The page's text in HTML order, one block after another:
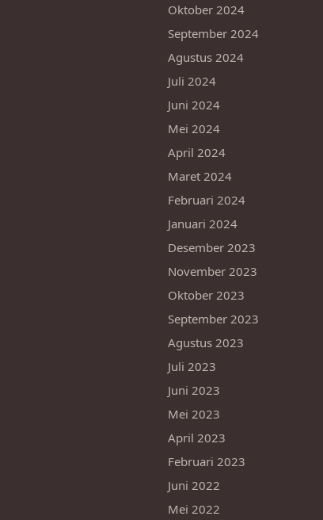
Oktober 2024
September 2024
Agustus 2024
Juli 2024
Juni 2024
Mei 2024
April 2024
Maret 2024
Februari 2024
Januari 2024
Desember 2023
November 2023
Oktober 2023
September 2023
Agustus 2023
Juli 2023
Juni 2023
Mei 2023
April 2023
Februari 2023
Juni 2022
Mei 2022